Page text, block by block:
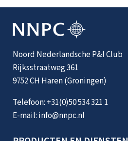
Noord Nederlandsche P&I Club
Rijksstraatweg 361
9752 CH Haren (Groningen)
Telefoon: +31(0)50 534 321 1
E-mail: info@nnpc.nl